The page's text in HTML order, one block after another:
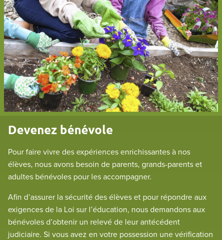
Devenez bénévole
Pour faire vivre des expériences enrichissantes à nos
élèves, nous avons besoin de parents, grands-parents et
adultes bénévoles pour les accompagner.
Afin d’assurer la sécurité des élèves et pour répondre aux
exigences de la Loi sur l’éducation, nous demandons aux
bénévoles d’obtenir un relevé de leur antécédent
judiciaire. Si vous avez en votre possession une vérification